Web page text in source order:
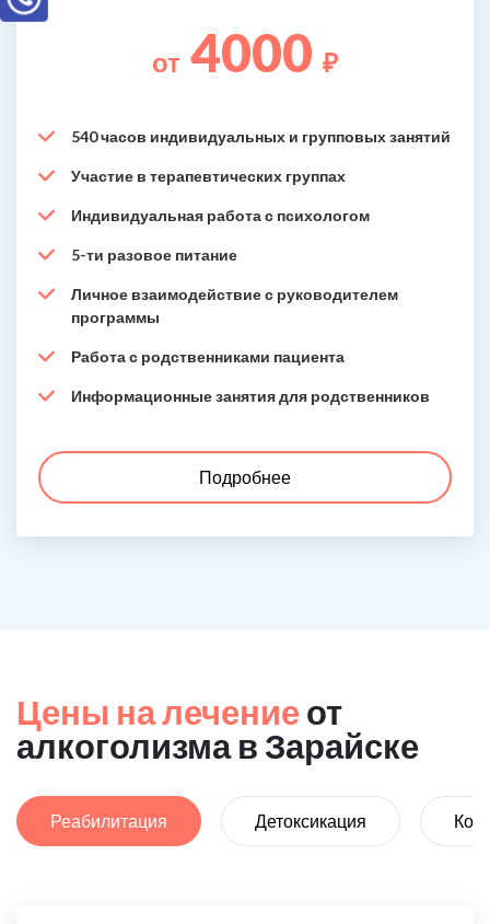
от 4000 ₽
540 часов индивидуальных и групповых занятий
Участие в терапевтических группах
Индивидуальная работа с психологом
5-ти разовое питание
Личное взаимодействие с руководителем
программы
Работа с родственниками пациента
Информационные занятия для родственников
Подробнее
Цены на лечение от
алкоголизма в Зарайске
Реабилитация Детоксикация